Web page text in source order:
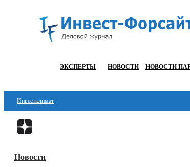
ЭКСПЕРТЫ НОВОСТИ НОВОСТИ
Инвестклимат
Финансы
Блокчейн
Новости